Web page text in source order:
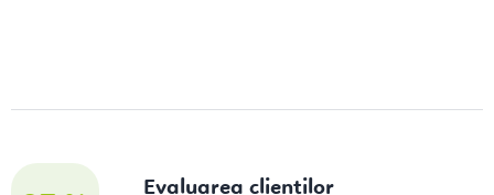
Evaluarea clienților